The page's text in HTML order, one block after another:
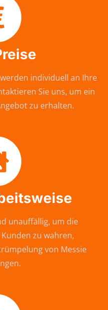
individuell an Ihre
Sie uns, um ein
zu erhalten.
unauffällig, um die
zu wahren,
von Messie